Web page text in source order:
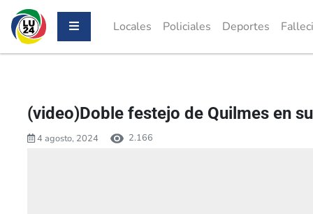
Locales Policiales Deportes
(video)Doble festejo de Quilmes en
4 agosto, 2024 2.166